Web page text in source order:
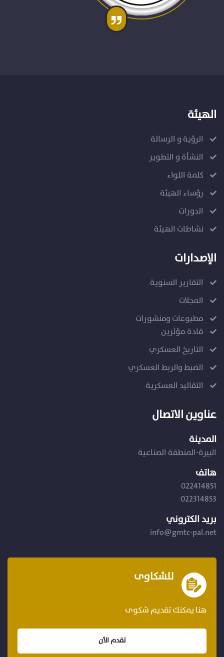
الهيئة
الرؤية و الرسالة
النشأة و التطوير
كلمة اللواء
رؤساء الهيئة
الدورات
نشاطات الهيئة
الإصدارات
التقارير السنوية
المجلات
مطبوعات ومنشورات
قادة مؤثرين
التاريخ العسكري
الضبط والربط العسكري
التقاليد العسكرية
عناوين الاتصال
المدينة
البيرة-المنطقة الصناعية
هاتف
022414851
022314853
بريد الكتروني
info@gmtc-pal.net
للشكاوى
هنا يمكنك تقديم شكوى
تقدم الأن